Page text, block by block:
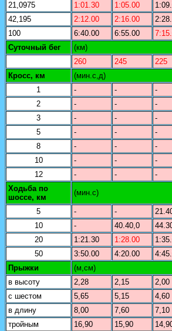
21,0975
1:01.30 1:05.00
42,195
2:12.00 2:16.00
100
6:40.00 6:55.00
Суточный бег
(км)
260
245 225
Кросс, км
(мин.с,д)
1
- - -
2
- - -
3
- - -
5
- - -
8
- - -
10
- - -
12
- - -
Ходьба по
шоссе, км
(мин.с)
5 - -
10
- 40.40,0
20
1:21.30 1:28.00
50
3:50.00 4:20.00
Прыжки
(м,см)
в высоту
2,28 2,15 2,00
с шестом
5,65 5,15 4,60
в длину
8,00 7,60 7,10
тройным
16,90 15,90